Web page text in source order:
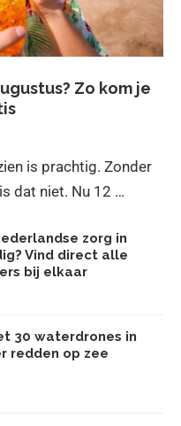
Zo kom je
is prachtig. Zonder
dat niet. Nu 12 …
zorg in
Vind direct alle
bij elkaar
30 waterdrones in
redden op zee